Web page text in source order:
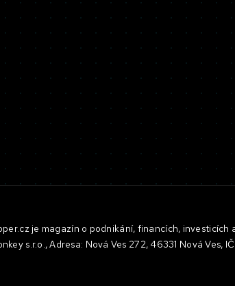
je magazín o podnikání, financích, investicích
s.r.o., Adresa: Nová Ves 272, 46331 Nová Ves,